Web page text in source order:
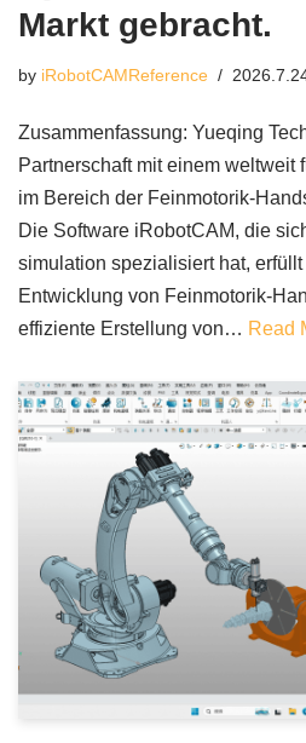
Markt gebracht.
by iRobotCAMReference
Zusammenfassung: Yueqing
Partnerschaft mit einem weltweit
im Bereich der Feinmotorik-
Die Software iRobotCAM, die
simulation spezialisiert hat,
Entwicklung von Feinmotorik-
effiziente Erstellung von… Read